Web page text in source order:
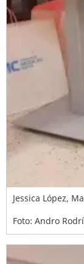
Jessica López,
Foto: Andro